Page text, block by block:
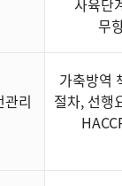
사육단
무
리
가축방역
절차, 선행